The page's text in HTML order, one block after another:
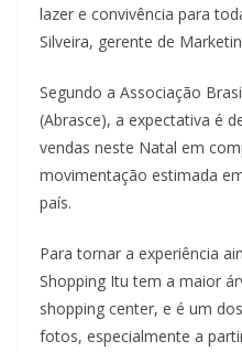
lazer e convivência para
Silveira, gerente de
Segundo a Associação
(Abrasce), a expectativa é
vendas neste Natal em
movimentação estimada
país.
Para tornar a experiência
Shopping Itu tem a maior
shopping center, e é um
fotos, especialmente a